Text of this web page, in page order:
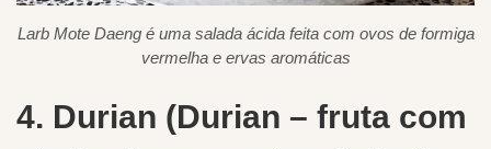
Larb Mote Daeng é uma salada ácida feita com ovos de formiga
vermelha e ervas aromáticas
4. Durian (Durian – fruta com